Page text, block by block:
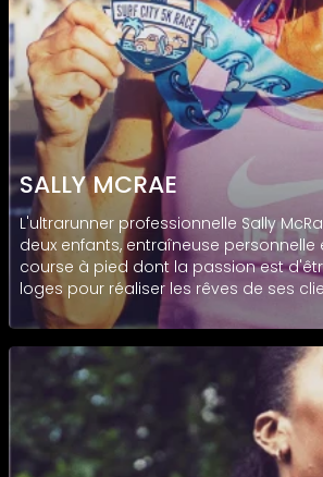
SALLY MCRAE
L'ultrarunner professionnelle Sally
deux enfants, entraîneuse
course à pied dont la passion est
loges pour réaliser les rêves de ses